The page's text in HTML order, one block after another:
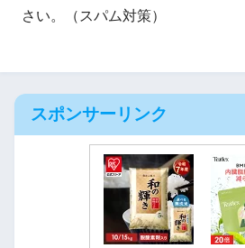
さい。（スパム対策）
スポンサーリンク